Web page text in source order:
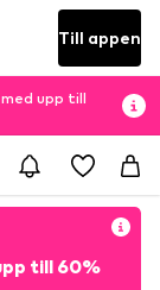
Till appen
upp till
till 60%